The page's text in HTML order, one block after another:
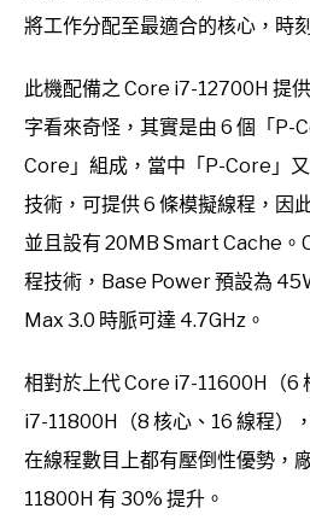
將工作分配至最適合的核心，時
此機配備之 Core i7-12700H 提
字看來奇怪，其實是由 6 個「P-
Core」組成，當中「P-Core」
技術，可提供 6 條模擬線程，因
並且設有 20MB Smart Cache。
程技術，Base Power 預設為
Max 3.0 時脈可達 4.7GHz。
相對於上代 Core i7-11600H（6
i7-11800H（8 核心、16 線程）
在線程數目上都有壓倒性優勢，
11800H 有 30% 提升。